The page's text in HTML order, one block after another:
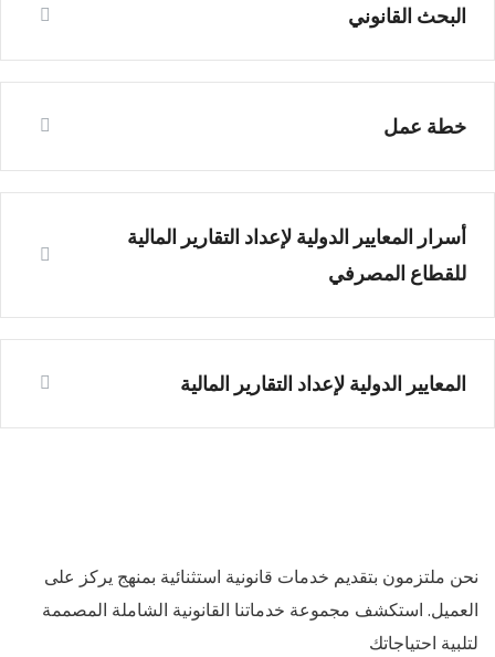
البحث القانوني
خطة عمل
أسرار المعايير الدولية لإعداد التقارير المالية
للقطاع المصرفي
المعايير الدولية لإعداد التقارير المالية
نحن ملتزمون بتقديم خدمات قانونية استثنائية بمنهج يركز على
العميل. استكشف مجموعة خدماتنا القانونية الشاملة المصممة
لتلبية احتياجاتك